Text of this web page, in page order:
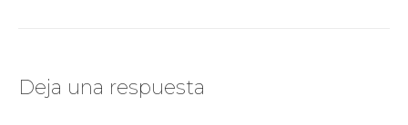
Deja una respuesta